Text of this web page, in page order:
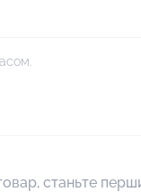
станьте